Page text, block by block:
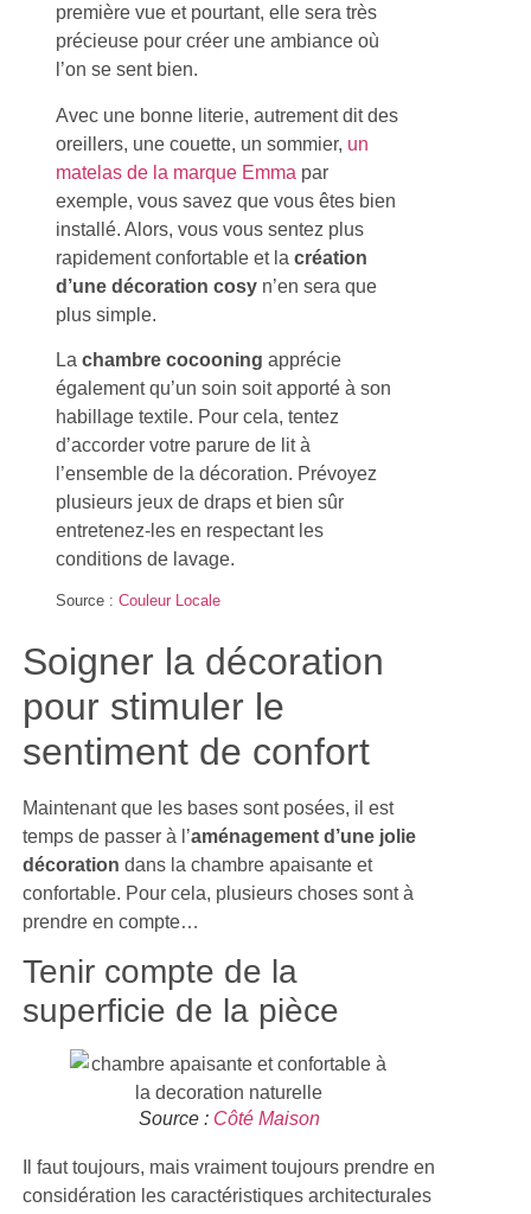
première vue et pourtant, elle sera très
précieuse pour créer une ambiance où
l’on se sent bien.
Avec une bonne literie, autrement dit des
oreillers, une couette, un sommier, un
matelas de la marque Emma par
exemple, vous savez que vous êtes bien
installé. Alors, vous vous sentez plus
rapidement confortable et la création
d’une décoration cosyn’en sera que
plus simple.
La chambre cocooning apprécie
également qu’un soin soit apporté à son
habillage textile. Pour cela, tentez
d’accorder votre parure de lit à
l’ensemble de la décoration. Prévoyez
plusieurs jeux de draps et bien sûr
entretenez-les en respectant les
conditions de lavage.
Source : Couleur Locale
Soigner la décoration
pour stimuler le
sentiment de confort
Maintenant que les bases sont posées, il est
temps de passer à l’aménagement d’une jolie
décorationdans la chambre apaisante et
confortable. Pour cela, plusieurs choses sont à
prendre en compte…
Tenir compte de la
superficie de la pièce
Source : Côté Maison
Il faut toujours, mais vraiment toujours prendre en
considération les caractéristiques architecturales